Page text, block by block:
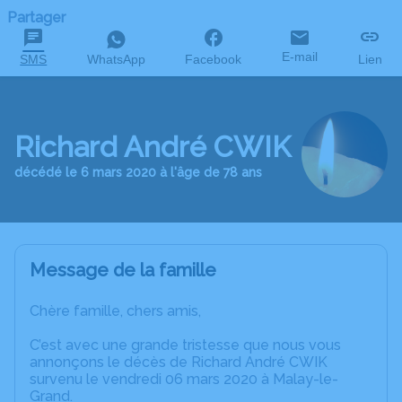
Partager
SMS WhatsApp Facebook E-mail Lien
Richard André CWIK
décédé le 6 mars 2020 à l'âge de 78 ans
Message de la famille
Chère famille, chers amis,
C’est avec une grande tristesse que nous vous
annonçons le décès de Richard André CWIK
survenu le vendredi 06 mars 2020 à Malay-le-
Grand.